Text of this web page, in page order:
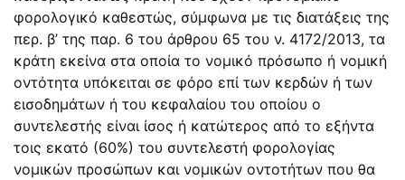
φορολογικό καθεστώς, σύμφωνα με τις διατάξεις της
περ. β’ της παρ. 6 του άρθρου 65 του ν. 4172/2013, τα
κράτη εκείνα στα οποία το νομικό πρόσωπο ή νομική
οντότητα υπόκειται σε φόρο επί των κερδών ή των
εισοδημάτων ή του κεφαλαίου του οποίου ο
συντελεστής είναι ίσος ή κατώτερος από το εξήντα
τοις εκατό (60%) του συντελεστή φορολογίας
νομικών προσώπων και νομικών οντοτήτων που θα